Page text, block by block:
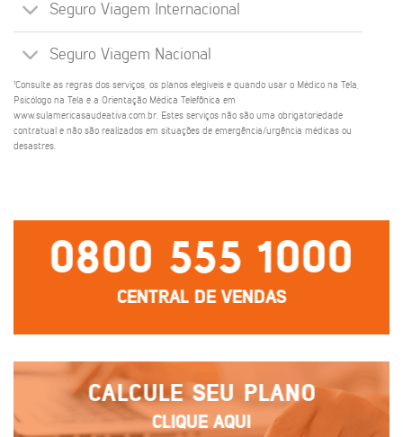
Seguro Viagem Internacional
Seguro Viagem Nacional
¹Consulte as regras dos serviços, os planos elegíveis e quando usar o Médico na Tela,
Psicólogo na Tela e a Orientação Médica Telefônica em
www.sulamericasaudeativa.com.br. Estes serviços não são uma obrigatoriedade
contratual e não são realizados em situações de emergência/urgência médicas ou
desastres.
0800 555 1000
CENTRAL DE VENDAS
CALCULE SEU PLANO
CLIQUE AQUI